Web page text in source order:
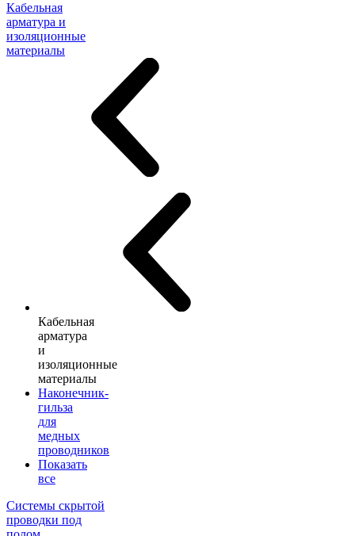
Кабельная
арматура и
изоляционные
материалы
Кабельная
арматура
и
изоляционные
материалы
Наконечник-
гильза
для
медных
проводников
Показать
все
Системы скрытой
проводки под